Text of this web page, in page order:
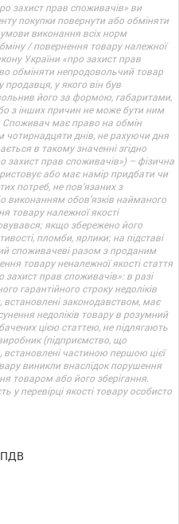
захист прав споживачів» ви
покупки повернути або обміняти
виконання всіх норм
/ повернення товару належної
України «про захист прав
обміняти непродовольчий товар
продавця, у якого він був
його за формою, габаритами,
з інших причин не може бути ним
має право на обмін
чотирнадцяти днів, не рахуючи дня
в такому значенні згідно
захист прав споживачів») – фізична
або має намір придбати чи
потреб, не пов’язаних з
виконанням обов’язків найманого
товару належної якості
якщо збережено його
пломби, ярлики; на підставі
споживачеві разом з проданим
товару неналежної якості стаття
захист прав споживачів»: в разі
гарантійного строку недоліків
законодавством, має
недоліків товару в розумний
цією статтею, не підлягають
(підприємство, що
частиною першою цієї
виникли внаслідок порушення
товаром або його зберігання.
перевірці якості товару особисто
ПДВ